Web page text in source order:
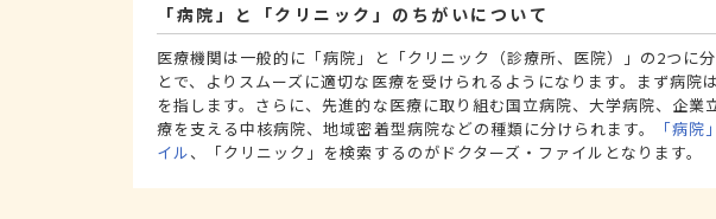
「病院」と「クリニック」のちがいについて
医療機関は一般的に「病院」と「クリニック（診療所、医院）」の2つに
とで、よりスムーズに適切な医療を受けられるようになります。まず病院
を指します。さらに、先進的な医療に取り組む国立病院、大学病院、企
療を支える中核病院、地域密着型病院などの種類に分けられます。
「病
イル、「クリニック」を検索するのがドクターズ・ファイルとなります。